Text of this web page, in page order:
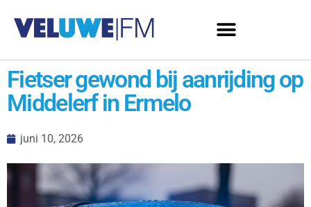
Fietser gewond bij aanrijding op
Middelerf in Ermelo
juni 10, 2026